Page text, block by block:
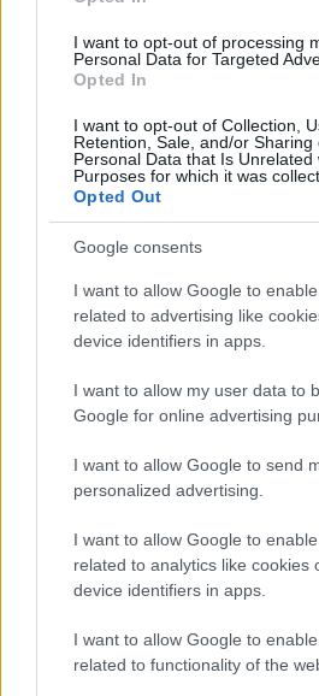
I want to opt-out of processing
Personal Data for Targeted
Opted In
I want to opt-out of Collection,
Retention, Sale, and/or Sharing
Personal Data that Is Unrelated
Purposes for which it was
Opted Out
Google consents
I want to allow Google to
related to advertising like
device identifiers in apps.
I want to allow my user data to
Google for online advertising
I want to allow Google to send
personalized advertising.
I want to allow Google to
related to analytics like cookies
device identifiers in apps.
I want to allow Google to
related to functionality of the
Természetesen rá lehet
színházalakító elméleteire is,
ezért inkább lépjünk tovább.
Címkék:színház város
Ajánlott bejegyzések:
Osztálypolitika és
A kockás inges
Árpi, a hős